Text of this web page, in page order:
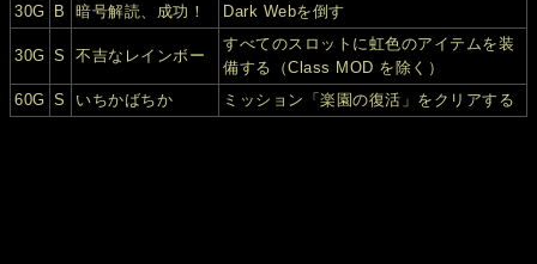
30G B 暗号解読、成功！ Dark Webを倒す
30G S 不吉なレインボー
すべてのスロットに虹色のアイテムを装
備する（Class MOD を除く）
60G S いちかばちか ミッション「楽園の復活」をクリアする